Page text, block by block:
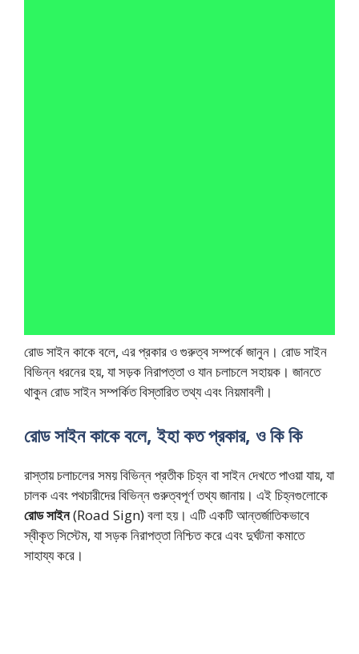
রোড সাইন কাকে বলে, এর প্রকার ও গুরুত্ব সম্পর্কে জানুন। রোড সাইন
বিভিন্ন ধরনের হয়, যা সড়ক নিরাপত্তা ও যান চলাচলে সহায়ক। জানতে
থাকুন রোড সাইন সম্পর্কিত বিস্তারিত তথ্য এবং নিয়মাবলী।
রোড সাইন কাকে বলে, ইহা কত প্রকার, ও কি কি
রাস্তায় চলাচলের সময় বিভিন্ন প্রতীক চিহ্ন বা সাইন দেখতে পাওয়া যায়, যা
চালক এবং পথচারীদের বিভিন্ন গুরুত্বপূর্ণ তথ্য জানায়। এই চিহ্নগুলোকে
রোড সাইন(Road Sign) বলা হয়। এটি একটি আন্তর্জাতিকভাবে
স্বীকৃত সিস্টেম, যা সড়ক নিরাপত্তা নিশ্চিত করে এবং দুর্ঘটনা কমাতে
সাহায্য করে।